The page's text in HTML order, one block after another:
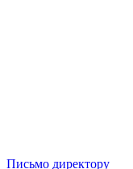
Письмо директору